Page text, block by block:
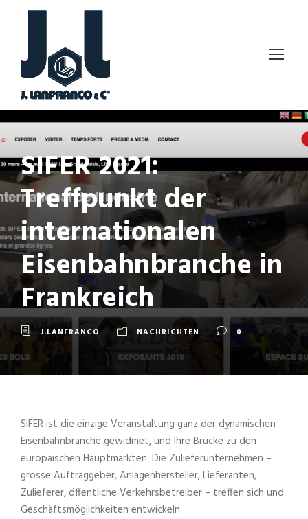
SIFER 2021:
Treffpunkt der
internationalen
Eisenbahnbranche in
Frankreich
J.LANFRANCO NACHRICHTEN 0
SIFER ist die einzige Veranstaltung ganz der dynamischen
Eisenbahnbranche gewidmet, und Ihre Brücke zu den
europäischen Hauptmärkten. Die Zulieferunternehmen –
grosse Auftraggeber, Anlagenhersteller, Lieferanten,
Zulieferer, öffentliche Verkehrsbetreiber – treffen sich und
Geschäftsmöglichkeiten entwickeln.